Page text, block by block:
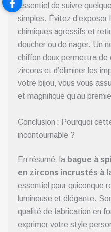
essentiel de suivre
simples. Évitez d’exposer
chimiques agressifs et
doucher ou de nager. Un
chiffon doux permettra de
zircons et d’éliminer les
votre bijou, vous vous
et magnifique qu’au
Conclusion : Pourquoi
incontournable ?
En résumé, la bague à
en zircons incrustés à
essentiel pour quiconque
lumineuse et élégante.
qualité de fabrication en
exprimer votre style